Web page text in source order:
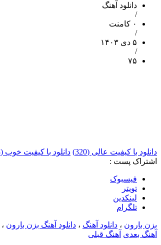
دانلود آهنگ
/
۰ کامنت
/
۵ دی ۱۴۰۳
/
۷۵
دانلود با کیفیت عالی (320) دانلود با کیفیت خوب (128)
اشتراک پست :
فيسبوک
تويتر
لینکدین
تلگرام
بزن بارون ، دانلود آهنگ ، دانلود آهنگ بزن بارون ،
آهنگ بعدی آهنگ قبلی